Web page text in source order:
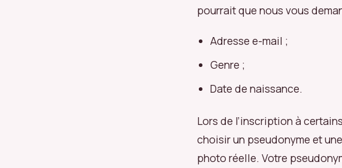
pourrait que nous vous
Adresse e-mail ;
Genre ;
Date de naissance.
Lors de l’inscription à
choisir un pseudonyme et
photo réelle. Votre